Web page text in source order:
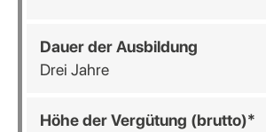
Dauer der Ausbildung
Drei Jahre
Höhe der Vergütung (brutto)*